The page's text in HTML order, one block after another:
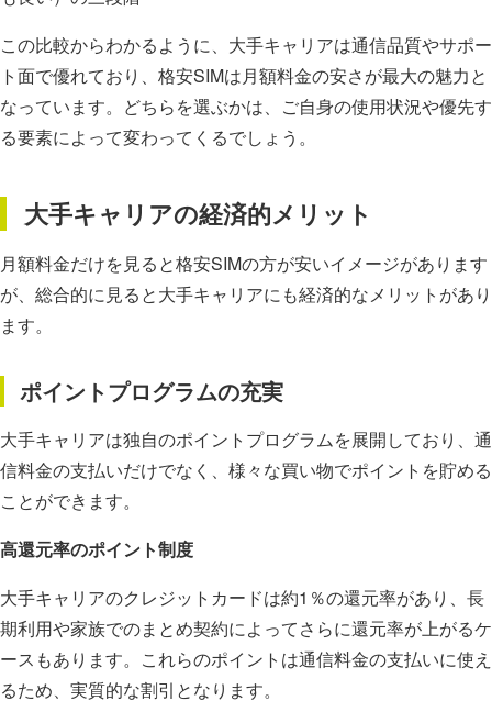
この比較からわかるように、大手キャリアは通信品質やサポー
ト面で優れており、格安SIMは月額料金の安さが最大の魅力と
なっています。どちらを選ぶかは、ご自身の使用状況や優先す
る要素によって変わってくるでしょう。
大手キャリアの経済的メリット
月額料金だけを見ると格安SIMの方が安いイメージがあります
が、総合的に見ると大手キャリアにも経済的なメリットがあり
ます。
ポイントプログラムの充実
大手キャリアは独自のポイントプログラムを展開しており、通
信料金の支払いだけでなく、様々な買い物でポイントを貯める
ことができます。
高還元率のポイント制度
大手キャリアのクレジットカードは約1％の還元率があり、長
期利用や家族でのまとめ契約によってさらに還元率が上がるケ
ースもあります。これらのポイントは通信料金の支払いに使え
るため、実質的な割引となります。